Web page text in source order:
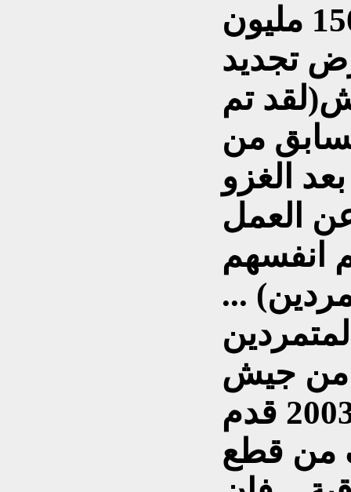
الرغم من ان اكثر من 150 مليون
تجديد
تم
من
الغزو
العمل
انفسهم
...
من جيش
المهدي)...( منذ العام 2003 قدم
من قطع